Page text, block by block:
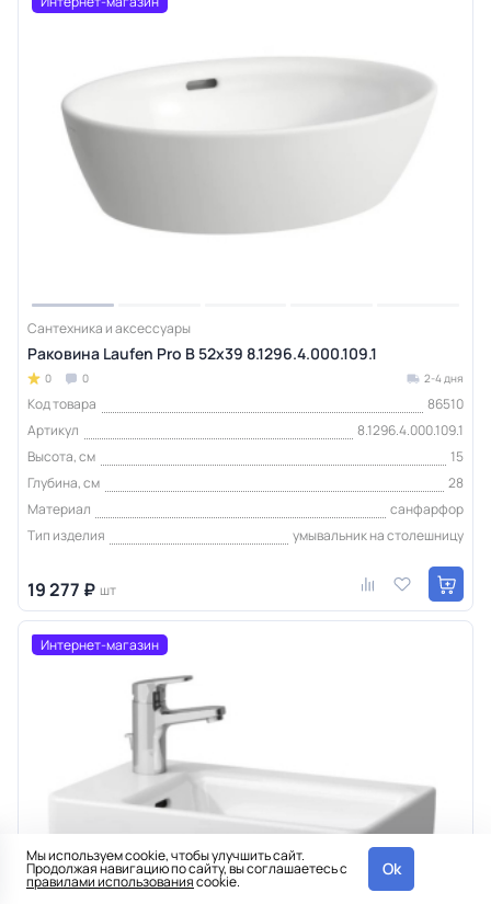
Сантехника и аксессуары
Раковина Laufen Pro B 52x39 8.1296.4.000.109.1
0 0 2-4 дня
Код товара
86510
Артикул
8.1296.4.000.109.1
Высота, см
15
Глубина, см
28
Материал
санфарфор
Тип изделия
умывальник на столешницу
19 277 ₽ шт
Интернет-магазин
Мы используем cookie, чтобы улучшить сайт.
Продолжая навигацию по сайту, вы соглашаетесь с
правилами использованияcookie.
Ok